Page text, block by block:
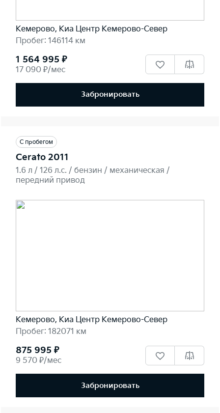
Кемерово, Киа Центр Кемерово-Север
Пробег: 146114 км
1 564 995 ₽
17 090 ₽/мес
Забронировать
С пробегом
Cerato 2011
1.6 л / 126 л.c. / бензин / механическая /
передний привод
Кемерово, Киа Центр Кемерово-Север
Пробег: 182071 км
875 995 ₽
9 570 ₽/мес
Забронировать